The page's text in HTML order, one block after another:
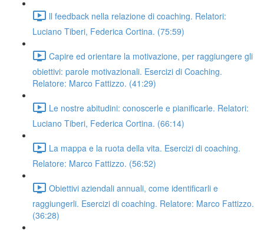
ll feedback nella relazione di coaching. Relatori:
Luciano Tiberi, Federica Cortina. (75:59)
Capire ed orientare la motivazione, per raggiungere gli
obiettivi: parole motivazionali. Esercizi di Coaching.
Relatore: Marco Fattizzo. (41:29)
Le nostre abitudini: conoscerle e pianificarle. Relatori:
Luciano Tiberi, Federica Cortina. (66:14)
La mappa e la ruota della vita. Esercizi di coaching.
Relatore: Marco Fattizzo. (56:52)
Obiettivi aziendali annuali, come identificarli e
raggiungerli. Esercizi di coaching. Relatore: Marco Fattizzo.
(36:28)